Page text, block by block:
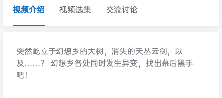
视频介绍 视频选集 交流讨论
突然屹立于幻想乡的大树，消失的天丛云剑，以
及……？ 幻想乡各处同时发生异变，找出幕后黑手
吧！